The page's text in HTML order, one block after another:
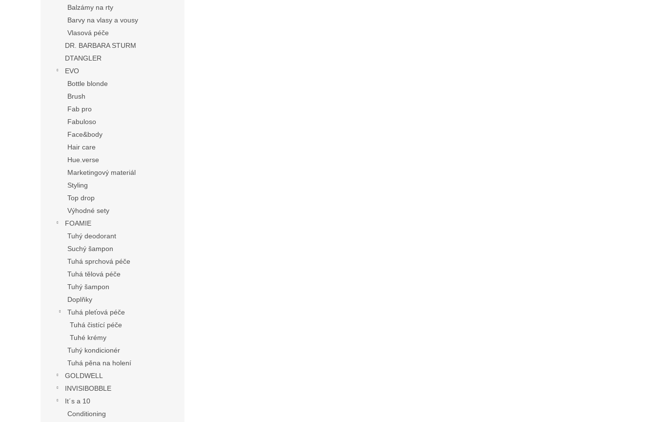
Balzámy na rty
Barvy na vlasy a vousy
Vlasová péče
DR. BARBARA STURM
DTANGLER
EVO
Bottle blonde
Brush
Fab pro
Fabuloso
Face&body
Hair care
Hue.verse
Marketingový materiál
Styling
Top drop
Výhodné sety
FOAMIE
Tuhý deodorant
Suchý šampon
Tuhá sprchová péče
Tuhá tělová péče
Tuhý šampon
Doplňky
Tuhá pleťová péče
Tuhá čistící péče
Tuhé krémy
Tuhý kondicionér
Tuhá pěna na holení
GOLDWELL
INVISIBOBBLE
It´s a 10
Conditioning